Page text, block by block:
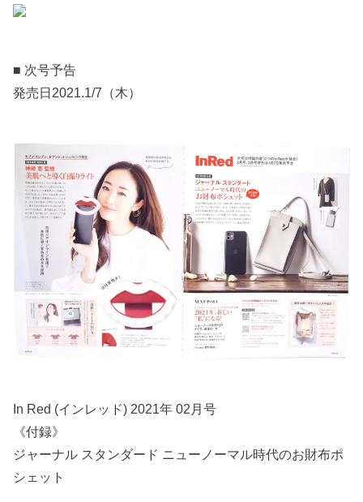
■ 次号予告
発売日2021.1/7（木）
In Red (インレッド) 2021年 02月号
《付録》
ジャーナル スタンダード ニューノーマル時代のお財布ポ
シェット